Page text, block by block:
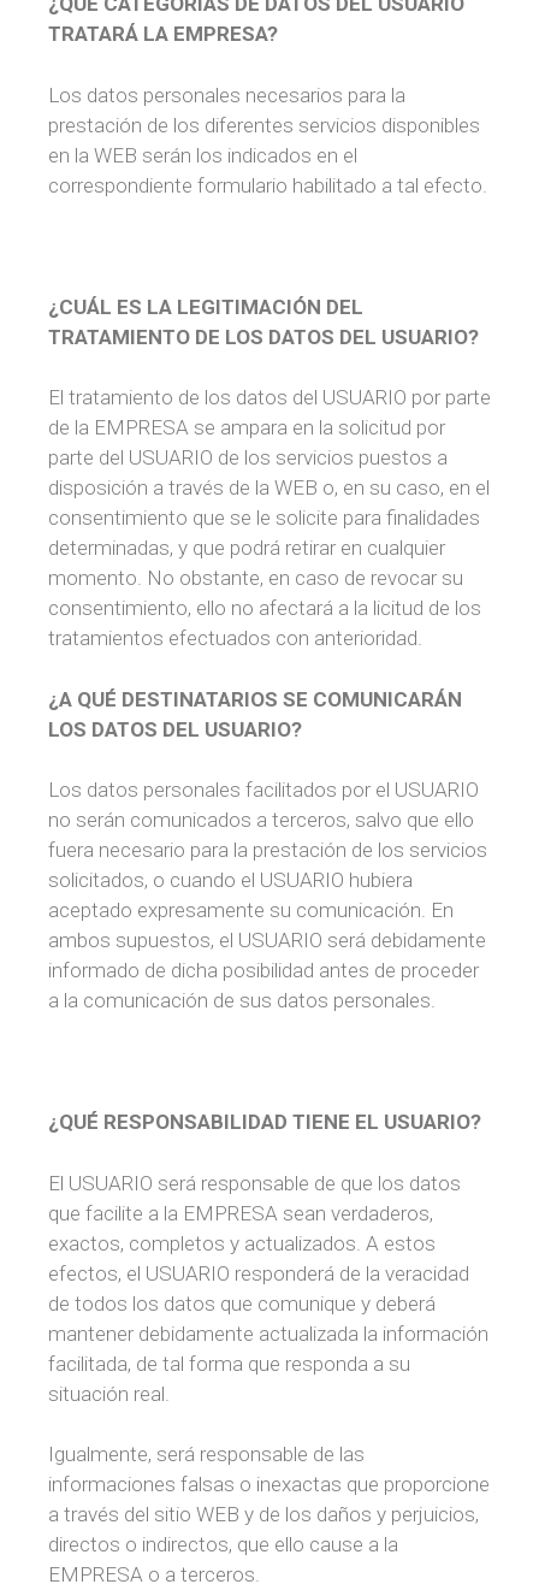
TRATARÁ LA EMPRESA?
Los datos personales necesarios para la
prestación de los diferentes servicios disponibles
en la WEB serán los indicados en el
correspondiente formulario habilitado a tal efecto.
¿CUÁL ES LA LEGITIMACIÓN DEL
TRATAMIENTO DE LOS DATOS DEL USUARIO?
El tratamiento de los datos del USUARIO por parte
de la EMPRESA se ampara en la solicitud por
parte del USUARIO de los servicios puestos a
disposición a través de la WEB o, en su caso, en el
consentimiento que se le solicite para finalidades
determinadas, y que podrá retirar en cualquier
momento. No obstante, en caso de revocar su
consentimiento, ello no afectará a la licitud de los
tratamientos efectuados con anterioridad.
¿A QUÉ DESTINATARIOS SE COMUNICARÁN
LOS DATOS DEL USUARIO?
Los datos personales facilitados por el USUARIO
no serán comunicados a terceros, salvo que ello
fuera necesario para la prestación de los servicios
solicitados, o cuando el USUARIO hubiera
aceptado expresamente su comunicación. En
ambos supuestos, el USUARIO será debidamente
informado de dicha posibilidad antes de proceder
a la comunicación de sus datos personales.
¿QUÉ RESPONSABILIDAD TIENE EL USUARIO?
El USUARIO será responsable de que los datos
que facilite a la EMPRESA sean verdaderos,
exactos, completos y actualizados. A estos
efectos, el USUARIO responderá de la veracidad
de todos los datos que comunique y deberá
mantener debidamente actualizada la información
facilitada, de tal forma que responda a su
situación real.
Igualmente, será responsable de las
informaciones falsas o inexactas que proporcione
a través del sitio WEB y de los daños y perjuicios,
directos o indirectos, que ello cause a la
EMPRESA o a terceros.